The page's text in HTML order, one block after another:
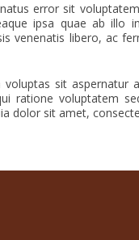
error sit
ipsa quae ab illo
venenatis libero, ac
sit aspernatur
ratione voluptatem
dolor sit amet,